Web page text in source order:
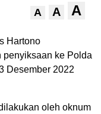
A A A
Hartono
penyiksaan ke Polda
Desember 2022
oleh oknum